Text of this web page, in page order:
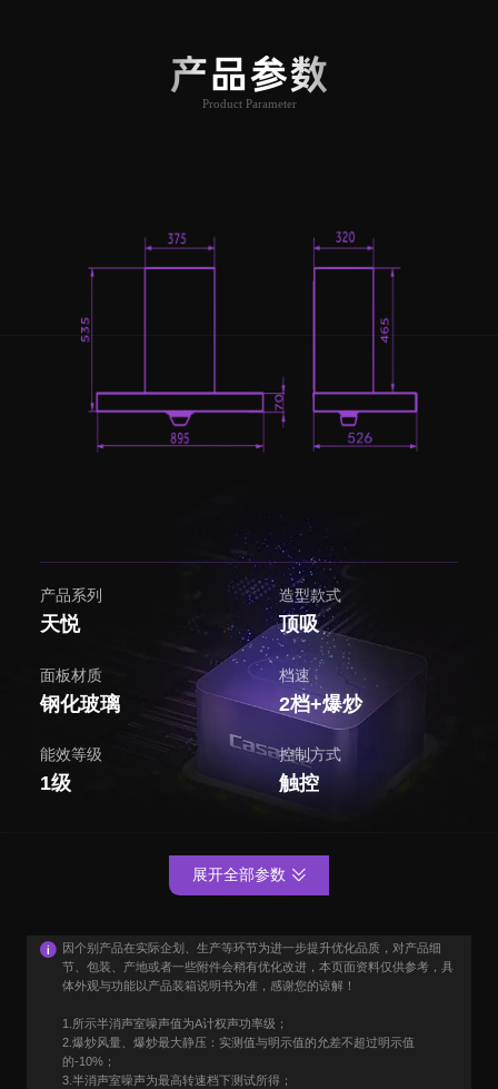
产品参数
Product Parameter
产品系列
天悦
造型款式
顶吸
面板材质
钢化玻璃
档速
2档+爆炒
能效等级
1级
控制方式
触控
因个别产品在实际企划、生产等环节为进一步提升优化品质，对产品细
节、包装、产地或者一些附件会稍有优化改进，本页面资料仅供参考，具
体外观与功能以产品装箱说明书为准，感谢您的谅解！
1.所示半消声室噪声值为A计权声功率级；
2.爆炒风量、爆炒最大静压：实测值与明示值的允差不超过明示值
的-10%；
3.半消声室噪声为最高转速档下测试所得；
展开全部参数